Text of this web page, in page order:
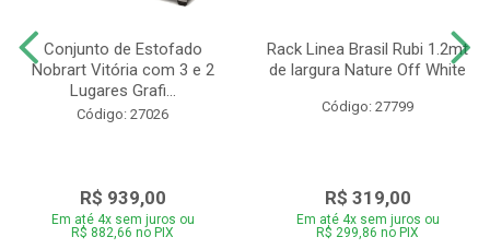
Conjunto de Estofado
Nobrart Vitória com 3 e 2
Lugares Grafi...
Código: 27026
R$ 939,00
Em até 4x sem juros ou
R$ 882,66 no PIX
Rack Linea Brasil Rubi 1.2mt
de largura Nature Off White
Código: 27799
R$ 319,00
Em até 4x sem juros ou
R$ 299,86 no PIX